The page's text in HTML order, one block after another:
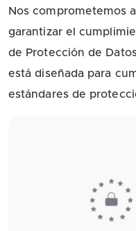
Nos comprometemos
garantizar el
de Protección de
está diseñada para
estándares de